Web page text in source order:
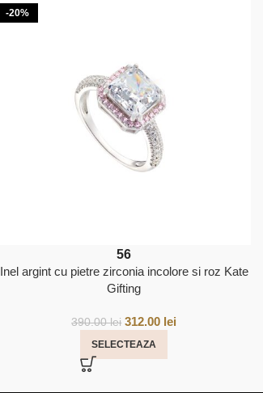
-20%
56
Inel argint cu pietre zirconia incolore si roz Kate
Gifting
390.00lei 312.00 lei
SELECTEAZA